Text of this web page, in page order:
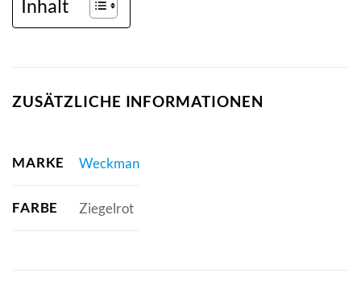
Inhalt
ZUSÄTZLICHE INFORMATIONEN
MARKE Weckman
FARBE Ziegelrot